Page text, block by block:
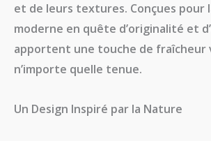
et de leurs textures. Conçues pour
moderne en quête d’originalité et
apportent une touche de fraîcheur
n’importe quelle tenue.
​Un Design Inspiré par la Nature